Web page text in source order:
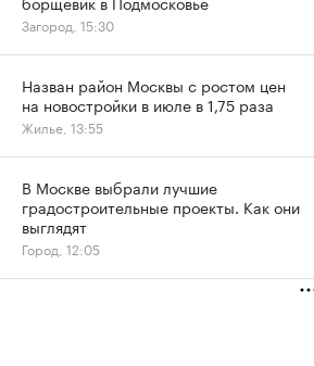
Загород, 15:30
Назван район Москвы с ростом цен
на новостройки в июле в 1,75 раза
Жилье, 13:55
В Москве выбрали лучшие
градостроительные проекты. Как они
выглядят
Город, 12:05